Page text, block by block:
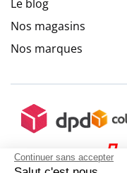
Continuer sans accepter
Le blog
Nos magasins
Nos marques